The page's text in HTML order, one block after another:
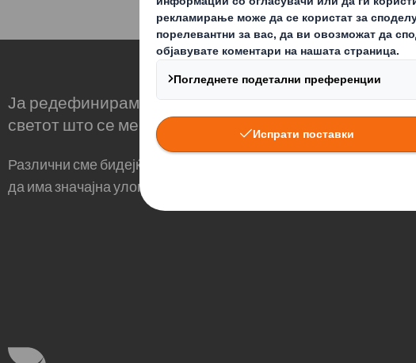
Корпоративна страна За акционерите
Ја редефинираме амбалажата за потребите на
светот што се менува
Различни сме бидејќи гледаме можност амбалажата
да има значајна улога во светот околу нас.